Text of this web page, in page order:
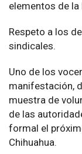
elementos de la
Respeto a los
sindicales.
Uno de los
manifestación,
muestra de
de las
formal el
Chihuahua.